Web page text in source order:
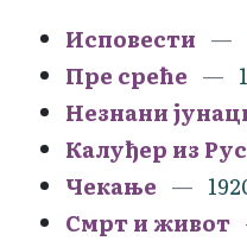
Исповести
Пре среће
Незнани
Калуђер из
Чекање
Смрт и живот